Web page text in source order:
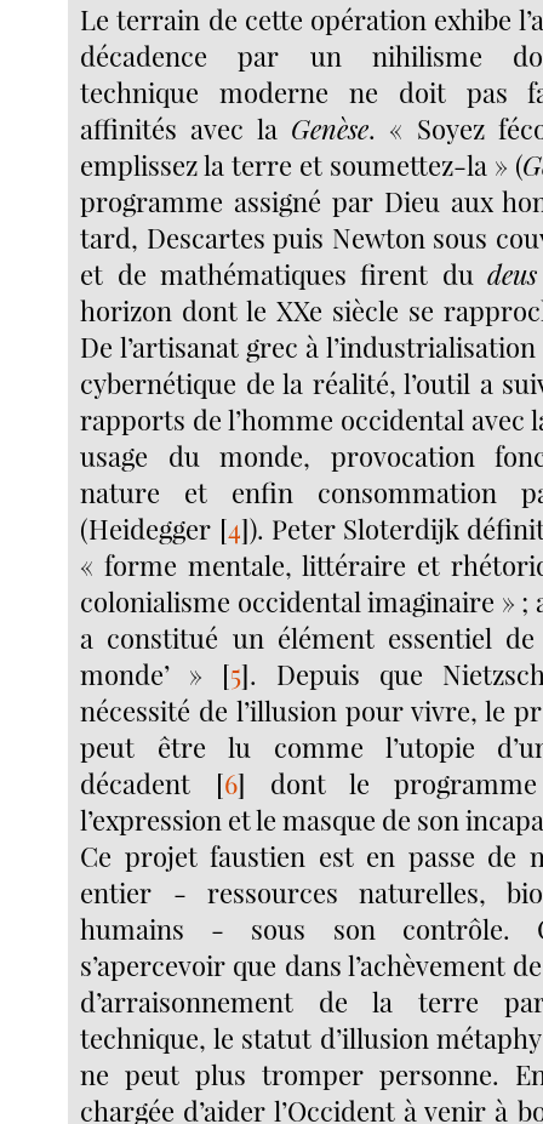
Le terrain de cette opération exhibe
décadence par un nihilisme
technique moderne ne doit pas
affinités avec la Genèse. « Soyez
emplissez la terre et soumettez-la » (
programme assigné par Dieu aux
tard, Descartes puis Newton sous
et de mathématiques firent du
horizon dont le XXe siècle se
De l’artisanat grec à
cybernétique de la réalité, l’outil a
rapports de l’homme occidental avec
usage du monde, provocation
nature et enfin consommation
(Heidegger [4]). Peter Sloterdijk
« forme mentale, littéraire et
colonialisme occidental imaginaire » ;
a constitué un élément essentiel
monde’ » [5]. Depuis que
nécessité de l’illusion pour vivre, le
peut être lu comme l’utopie
décadent [6] dont le
l’expression et le masque de son
Ce projet faustien est en passe de
entier - ressources naturelles,
humains - sous son contrôle.
s’apercevoir que dans l’achèvement
d’arraisonnement de la terre
technique, le statut d’illusion
ne peut plus tromper personne.
chargée d’aider l’Occident à venir à